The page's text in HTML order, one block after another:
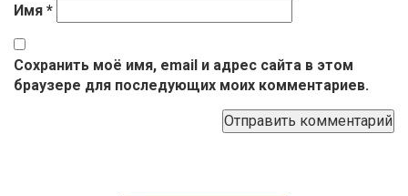
Имя *
Сохранить моё имя, email и адрес сайта в этом
браузере для последующих моих комментариев.